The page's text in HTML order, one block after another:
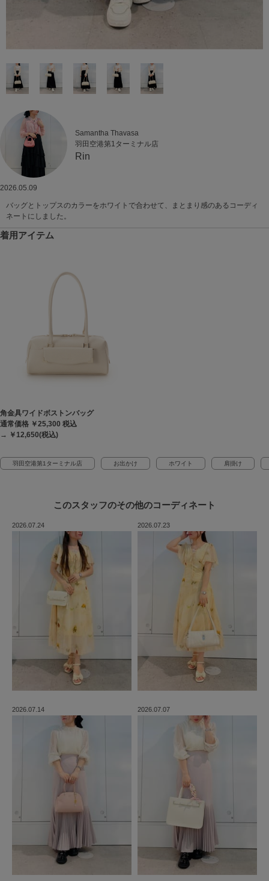
Samantha Thavasa
羽田空港第1ターミナル店
Rin
2026.05.09
バッグとトップスのカラーをホワイトで合わせて、まとまり感のあるコーディ
ネートにしました。
着用アイテム
角金具ワイドボストンバッグ
通常価格 ￥25,300 税込
→ ￥12,650(税込)
羽田空港第1ターミナル店 お出かけ ホワイト 肩掛け
このスタッフのその他のコーディネート
2026.07.24 2026.07.23
2026.07.14 2026.07.07